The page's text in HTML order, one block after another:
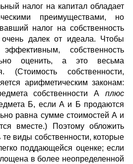
налог на капитал обладает
преимуществами, но
налог на собственность
далек от идеала. Чтобы
собственность
оценить, а это весьма
(Стоимость собственности,
арифметическим законам:
собственности А плюс
Б, если А и Б продаются
равна сумме стоимостей А и
вместе.) Поэтому обложить
виды собственности, которые
поддающейся оценке; если
в более неопределенной